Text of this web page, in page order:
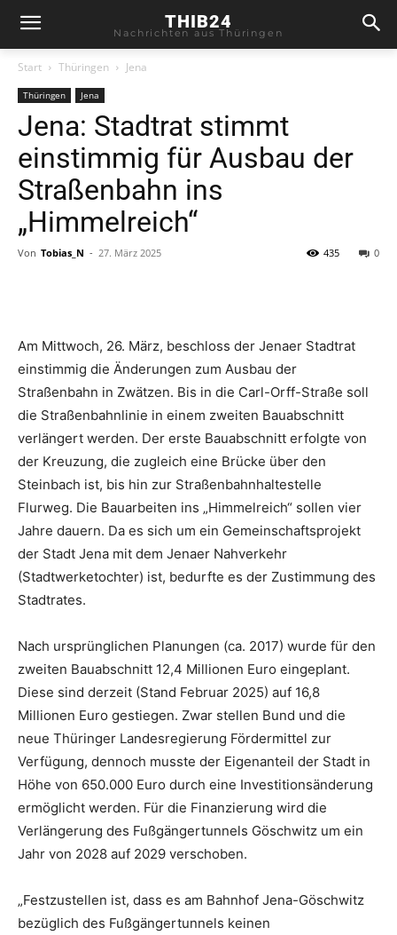
THIB24
Nachrichten aus Thüringen
Start Thüringen Jena
Thüringen Jena
Jena: Stadtrat stimmt
einstimmig für Ausbau der
Straßenbahn ins
„Himmelreich“
Von Tobias_N - 27. März 2025 0
435
Am Mittwoch, 26. März, beschloss der Jenaer Stadtrat
einstimmig die Änderungen zum Ausbau der
Straßenbahn in Zwätzen. Bis in die Carl-Orff-Straße soll
die Straßenbahnlinie in einem zweiten Bauabschnitt
verlängert werden. Der erste Bauabschnitt erfolgte von
der Kreuzung, die zugleich eine Brücke über den
Steinbach ist, bis hin zur Straßenbahnhaltestelle
Flurweg. Die Bauarbeiten ins „Himmelreich“ sollen vier
Jahre dauern. Da es sich um ein Gemeinschaftsprojekt
der Stadt Jena mit dem Jenaer Nahverkehr
(Stadtwerketochter) ist, bedurfte es der Zustimmung des
Stadtrates.
Nach ursprünglichen Planungen (ca. 2017) wurde für den
zweiten Bauabschnitt 12,4 Millionen Euro eingeplant.
Diese sind derzeit (Stand Februar 2025) auf 16,8
Millionen Euro gestiegen. Zwar stellen Bund und die
neue Thüringer Landesregierung Fördermittel zur
Verfügung, dennoch musste der Eigenanteil der Stadt in
Höhe von 650.000 Euro durch eine Investitionsänderung
ermöglicht werden. Für die Finanzierung wird die
Verlängerung des Fußgängertunnels Göschwitz um ein
Jahr von 2028 auf 2029 verschoben.
„Festzustellen ist, dass es am Bahnhof Jena-Göschwitz
bezüglich des Fußgängertunnels keinen